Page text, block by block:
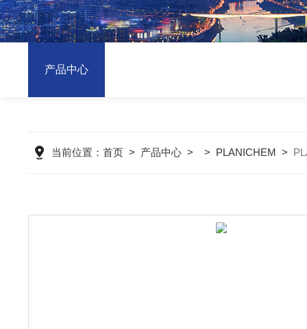
产品中心
当前位置： 首页> 产品中心> > PLANICHEM >